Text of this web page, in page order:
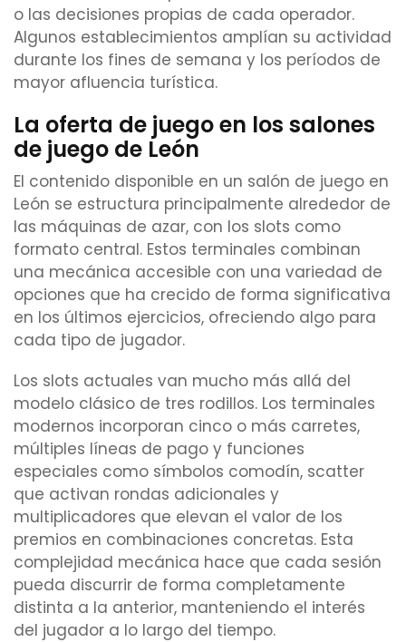
o las decisiones propias de cada operador.
Algunos establecimientos amplían su actividad
durante los fines de semana y los períodos de
mayor afluencia turística.
La oferta de juego en los salones
de juego de León
El contenido disponible en un salón de juego en
León se estructura principalmente alrededor de
las máquinas de azar, con los slots como
formato central. Estos terminales combinan
una mecánica accesible con una variedad de
opciones que ha crecido de forma significativa
en los últimos ejercicios, ofreciendo algo para
cada tipo de jugador.
Los slots actuales van mucho más allá del
modelo clásico de tres rodillos. Los terminales
modernos incorporan cinco o más carretes,
múltiples líneas de pago y funciones
especiales como símbolos comodín, scatter
que activan rondas adicionales y
multiplicadores que elevan el valor de los
premios en combinaciones concretas. Esta
complejidad mecánica hace que cada sesión
pueda discurrir de forma completamente
distinta a la anterior, manteniendo el interés
del jugador a lo largo del tiempo.